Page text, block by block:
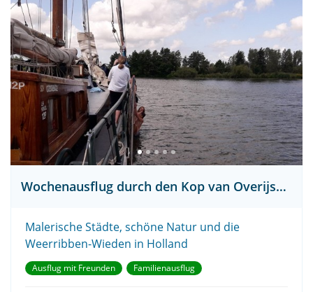
Wochenausflug durch den Kop van Overijssel
Malerische Städte, schöne Natur und die
Weerribben-Wieden in Holland
Ausflug mit Freunden Familienausflug